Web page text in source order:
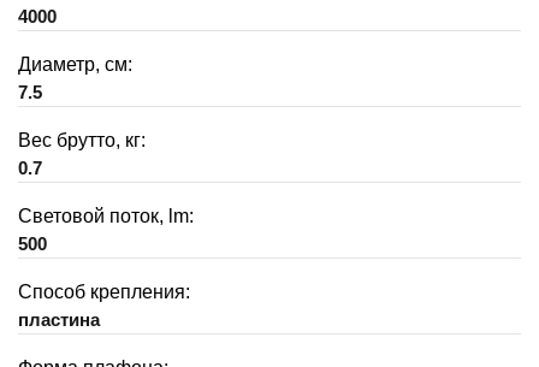
4000
Диаметр, см:
7.5
Вес брутто, кг:
0.7
Световой поток, lm:
500
Способ крепления:
пластина